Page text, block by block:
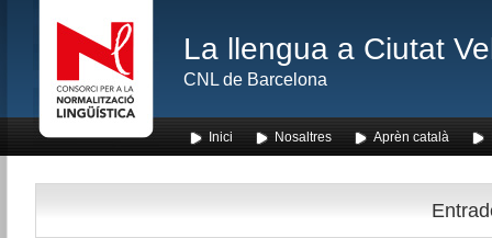
La llengua a Ciutat
CNL de Barcelona
Inici Nosaltres Aprèn català